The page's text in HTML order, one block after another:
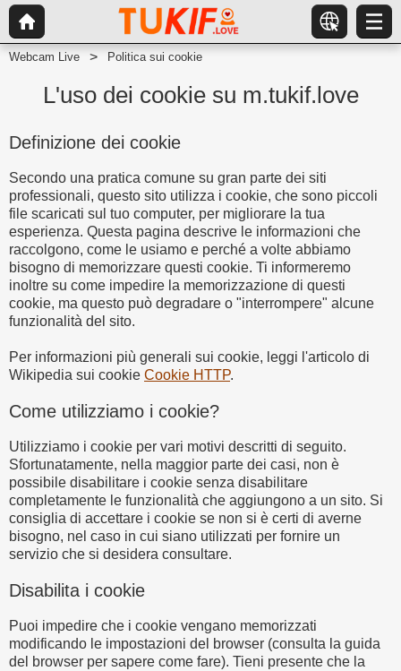
Webcam Live Politica sui cookie
L'uso dei cookie su m.tukif.love
Definizione dei cookie
Secondo una pratica comune su gran parte dei siti
professionali, questo sito utilizza i cookie, che sono piccoli
file scaricati sul tuo computer, per migliorare la tua
esperienza. Questa pagina descrive le informazioni che
raccolgono, come le usiamo e perché a volte abbiamo
bisogno di memorizzare questi cookie. Ti informeremo
inoltre su come impedire la memorizzazione di questi
cookie, ma questo può degradare o "interrompere" alcune
funzionalità del sito.
Per informazioni più generali sui cookie, leggi l'articolo di
Wikipedia sui cookie Cookie HTTP.
Come utilizziamo i cookie?
Utilizziamo i cookie per vari motivi descritti di seguito.
Sfortunatamente, nella maggior parte dei casi, non è
possibile disabilitare i cookie senza disabilitare
completamente le funzionalità che aggiungono a un sito. Si
consiglia di accettare i cookie se non si è certi di averne
bisogno, nel caso in cui siano utilizzati per fornire un
servizio che si desidera consultare.
Disabilita i cookie
Puoi impedire che i cookie vengano memorizzati
modificando le impostazioni del browser (consulta la guida
del browser per sapere come fare). Tieni presente che la